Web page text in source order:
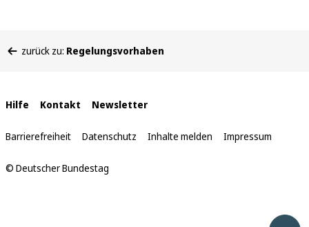
befinden
zurück zu: Regelungsvorhaben
Interne
Links
Hilfe Kontakt Newsletter
Barrierefreiheit Datenschutz Inhalte melden Impressum
© Deutscher Bundestag